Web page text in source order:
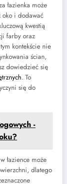
łazienka może
oko i dodawać
kwestią
farby oraz
kontekście nie
ścian,
dowiedzieć się
. To
się do
-
w łazience może
dlatego